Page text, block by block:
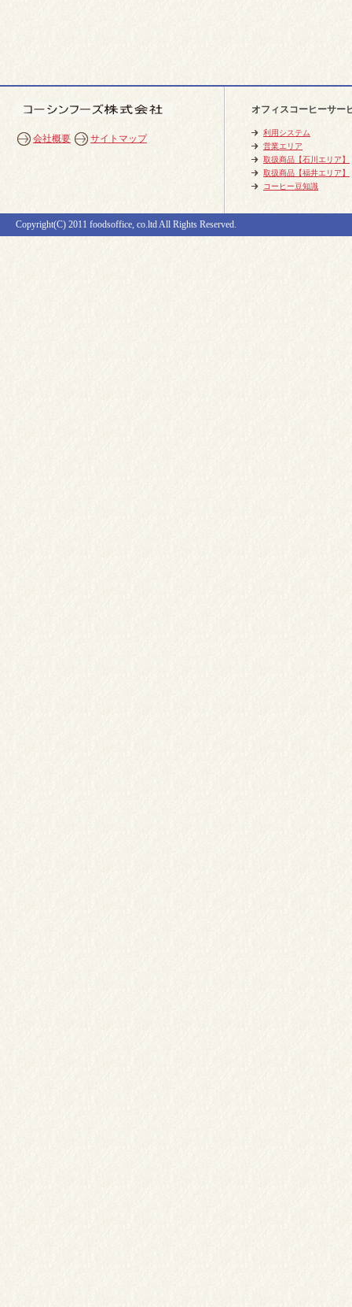
会社概要 サイトマップ
オフィスコーヒーサー
利用システム
営業エリア
取扱商品【石川エリア】
取扱商品【福井エリア】
コーヒー豆知識
Copyright(C) 2011 foodsoffice, co.ltd All Rights Reserved.